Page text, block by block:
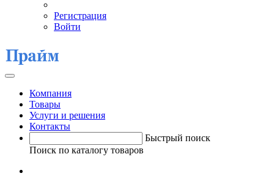
Регистрация
Войти
Компания
Товары
Услуги и решения
Контакты
Быстрый поиск
Поиск по каталогу товаров